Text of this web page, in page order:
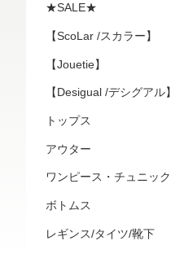
★SALE★
【ScoLar /スカラー】
【Jouetie】
【Desigual /デシグアル】
トップス
アウター
ワンピース・チュニック
ボトムス
レギンス/タイツ/靴下